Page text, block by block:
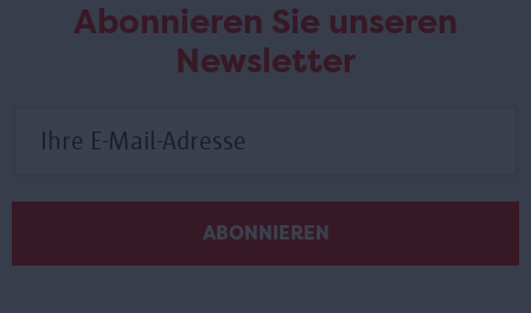
Abonnieren Sie unseren
Newsletter